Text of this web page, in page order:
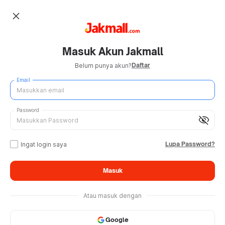
close
Masuk Akun Jakmall
Belum punya akun?Daftar
Email
visibility_off
Password
Ingat login saya Lupa Password?
Masuk
Atau masuk dengan
Google